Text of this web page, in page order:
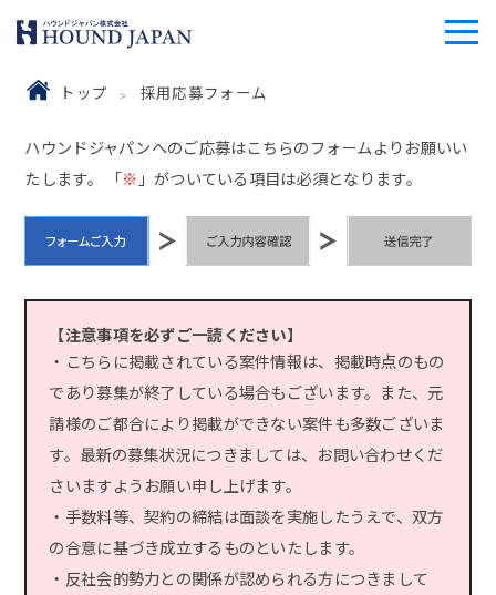
トップ 採用応募フォーム
ハウンドジャパンへのご応募はこちらのフォームよりお願いい
たします。 「※ 」がついている項目は必須となります。
【注意事項を必ずご一読ください】
・こちらに掲載されている案件情報は、掲載時点のもの
であり募集が終了している場合もございます。また、元
請様のご都合により掲載ができない案件も多数ございま
す。最新の募集状況につきましては、お問い合わせくだ
さいますようお願い申し上げます。
・手数料等、契約の締結は面談を実施したうえで、双方
の合意に基づき成立するものといたします。
・反社会的勢力との関係が認められる方につきまして